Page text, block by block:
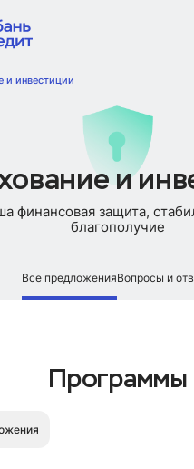
и
финансовая защита,
благополучие
Все предложенияВопросы и
Программы
и инвестиции